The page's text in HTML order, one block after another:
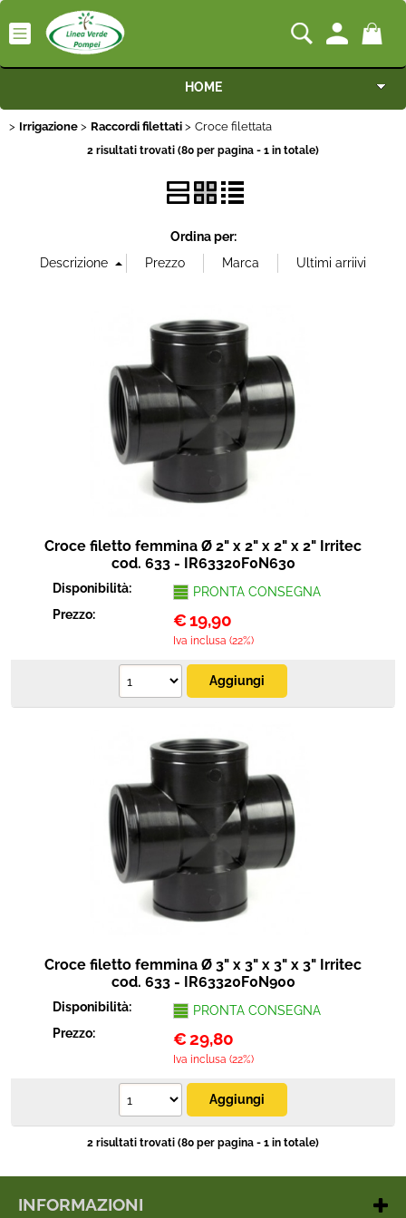
Categoria:
Irrigazione Raccordi filettati
Marca
Misura
Portata
HOME
Macchine
Motocoltivatori
Irrigazione
Irrorazione
Pompe idrauliche
Protezione
Pet Store
Agricoltura
Ricambi
Irrigazione Raccordi filettati Croce filettata
2 risultati trovati (80 per pagina - 1 in totale)
Ordina per:
Croce filetto femmina Ø 2" x 2" x 2" x 2" Irritec
cod. 633 - IR63320F0N630
Disponibilità:
PRONTA CONSEGNA
Prezzo:
€19,90
Iva inclusa (22%)
Croce filetto femmina Ø 3" x 3" x 3" x 3" Irritec
cod. 633 - IR63320F0N900
Disponibilità:
PRONTA CONSEGNA
Prezzo:
€29,80
Iva inclusa (22%)
2 risultati trovati (80 per pagina - 1 in totale)
INFORMAZIONI